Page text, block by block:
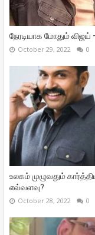
நேரடியாக மோதும் விஜய்
October 29, 2022 0
உலகம் முழுவதும்
எவ்வளவு?
October 28, 2022 0